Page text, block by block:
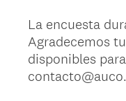
La encuesta
Agradecemos
disponibles